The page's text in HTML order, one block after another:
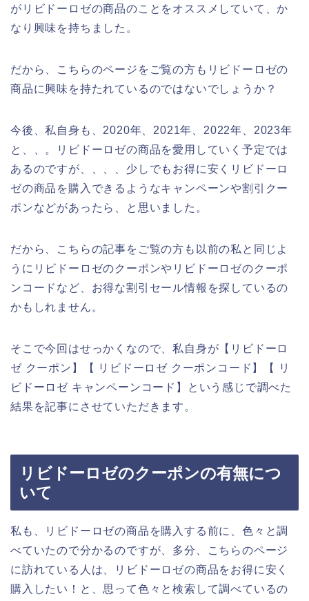
がリビドーロゼの商品のことをオススメしていて、か
なり興味を持ちました。
だから、こちらのページをご覧の方もリビドーロゼの
商品に興味を持たれているのではないでしょうか？
今後、私自身も、2020年、2021年、2022年、2023年
と、、。リビドーロゼの商品を愛用していく予定では
あるのですが、、、、少しでもお得に安くリビドーロ
ゼの商品を購入できるようなキャンペーンや割引クー
ポンなどがあったら、と思いました。
だから、こちらの記事をご覧の方も以前の私と同じよ
うにリビドーロゼのクーポンやリビドーロゼのクーポ
ンコードなど、お得な割引セール情報を探しているの
かもしれません。
そこで今回はせっかくなので、私自身が【リビドーロ
ゼ クーポン】【 リビドーロゼ クーポンコード】【 リ
ビドーロゼ キャンペーンコード】という感じで調べた
結果を記事にさせていただきます。
リビドーロゼのクーポンの有無につ
いて
私も、リビドーロゼの商品を購入する前に、色々と調
べていたので分かるのですが、多分、こちらのページ
に訪れている人は、リビドーロゼの商品をお得に安く
購入したい！と、思って色々と検索して調べているの